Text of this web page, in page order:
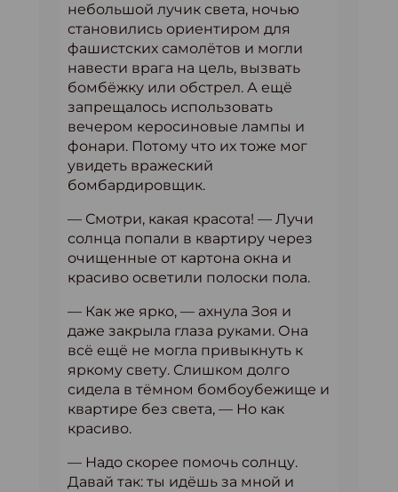
небольшой лучик света, ночью
становились ориентиром для
фашистских самолётов и могли
навести врага на цель, вызвать
бомбёжку или обстрел. А ещё
запрещалось использовать
вечером керосиновые лампы и
фонари. Потому что их тоже мог
увидеть вражеский
бомбардировщик.
— Смотри, какая красота! — Лучи
солнца попали в квартиру через
очищенные от картона окна и
красиво осветили полоски пола.
— Как же ярко, — ахнула Зоя и
даже закрыла глаза руками. Она
всё ещё не могла привыкнуть к
яркому свету. Слишком долго
сидела в тёмном бомбоубежище и
квартире без света, — Но как
красиво.
— Надо скорее помочь солнцу.
Давай так: ты идёшь за мной и